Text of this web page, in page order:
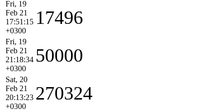
Fri, 19
Feb 21
17:51:15
+0300
17496
Fri, 19
Feb 21
21:18:34
+0300
50000
Sat, 20
Feb 21
20:13:23
+0300
270324